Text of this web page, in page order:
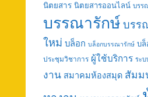
นิตยสาร นิตยสารออนไลน์ บรร
บรรณารักษ์ บรร
ใหม่ บล็อก บล็อกบรรณารักษ์ บล็
ประชุมวิชาการ ผู้ใช้บริการ ระ
งาน สมาคมห้องสมุด สัมม